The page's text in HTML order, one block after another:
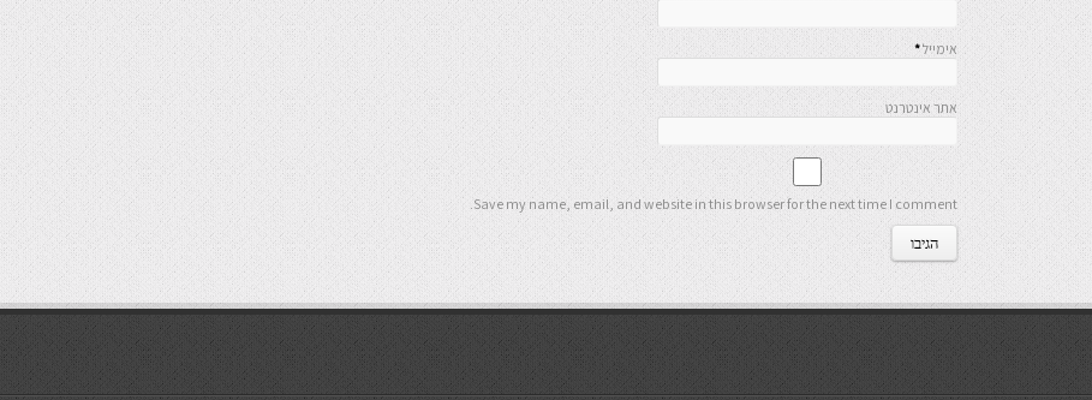
אימייל*
אתר אינטרנט
Save my name, email, and website in this browser for the next time I comment.